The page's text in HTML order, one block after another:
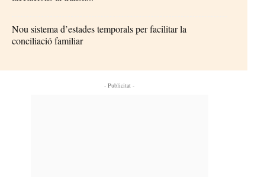
Nou sistema d’estades temporals per facilitar la
conciliació familiar
- Publicitat -